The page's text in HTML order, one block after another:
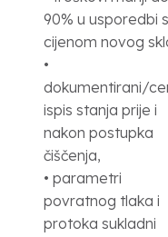
90% u usporedbi s
cijenom novog
•
dokumentirani/
ispis stanja prije i
nakon postupka
čiščenja,
• parametri
povratnog tlaka i
protoka sukladni